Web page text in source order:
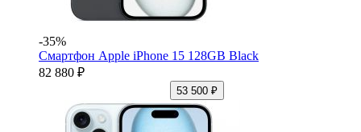
-35%
Смартфон Apple iPhone 15 128GB Black
82 880 ₽
53 500 ₽